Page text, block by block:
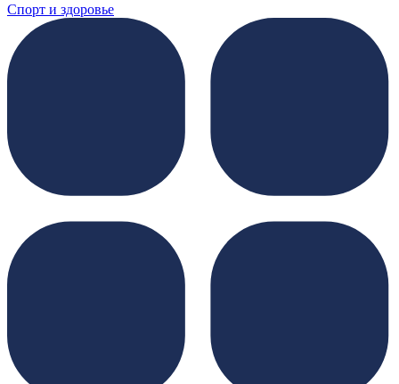
Спорт и здоровье